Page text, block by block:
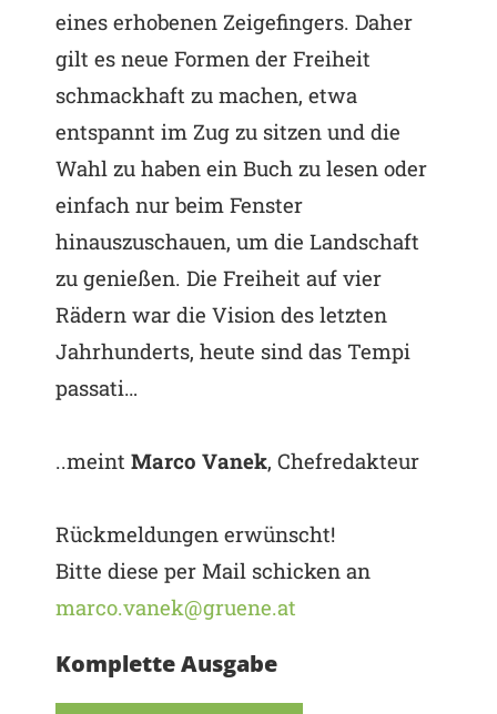
eines erhobenen Zeigefingers. Daher
gilt es neue Formen der Freiheit
schmackhaft zu machen, etwa
entspannt im Zug zu sitzen und die
Wahl zu haben ein Buch zu lesen oder
einfach nur beim Fenster
hinauszuschauen, um die Landschaft
zu genießen. Die Freiheit auf vier
Rädern war die Vision des letzten
Jahrhunderts, heute sind das Tempi
passati…
..meintMarco Vanek, Chefredakteur
Rückmeldungen erwünscht!
Bitte diese per Mail schicken an
marco.vanek@gruene.at
Komplette Ausgabe